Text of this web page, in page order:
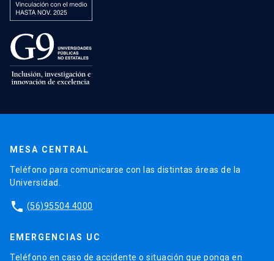
MESA CENTRAL
Teléfono para comunicarse con las distintas áreas de la
Universidad.
phone (56)95504 4000
EMERGENCIAS UC
Teléfono en caso de accidente o situación que ponga en